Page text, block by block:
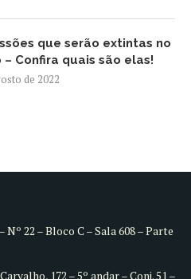
que serão extintas no
Confira quais são elas!
de 2022
Nº 22 – Bloco C – Sala 608 – Parte
172 – 5º andar – Conj. 51 –